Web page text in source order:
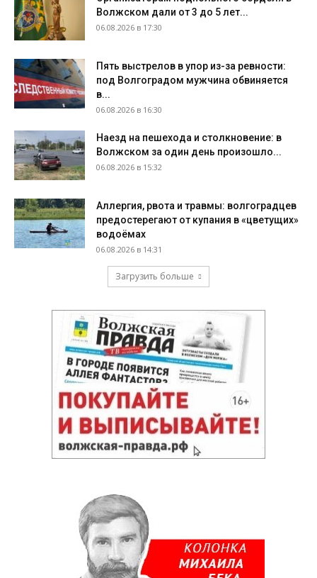
Волжском дали от 3 до 5 лет...
06.08.2026 в 17:30
Пять выстрелов в упор из-за ревности:
под Волгоградом мужчина обвиняется
в...
06.08.2026 в 16:30
Наезд на пешехода и столкновение: в
Волжском за один день произошло...
06.08.2026 в 15:32
Аллергия, рвота и травмы: волгоградцев
предостерегают от купания в «цветущих»
водоёмах
06.08.2026 в 14:31
Загрузить больше